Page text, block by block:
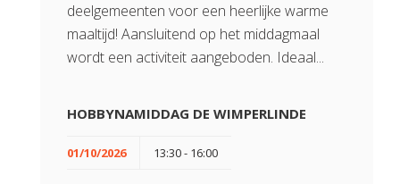
deelgemeenten voor een heerlijke warme
maaltijd! Aansluitend op het middagmaal
wordt een activiteit aangeboden. Ideaal...
HOBBYNAMIDDAG DE WIMPERLINDE
01/10/2026 13:30 - 16:00